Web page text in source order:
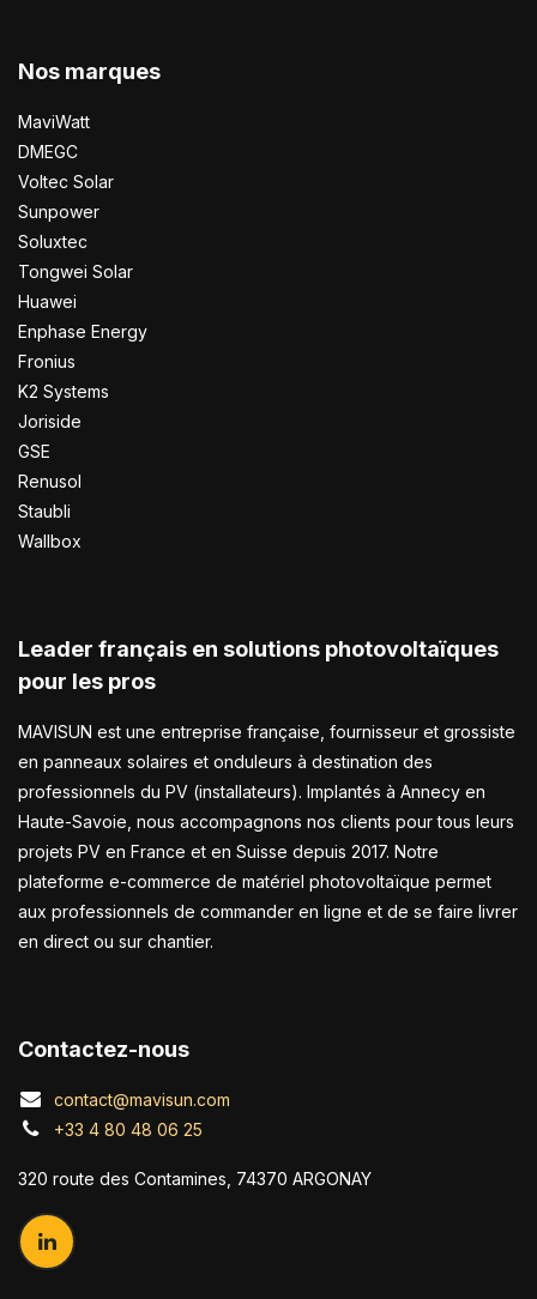
Nos marques
MaviWatt
DMEGC
Voltec Solar
Sunpower
Soluxtec
Tongwei Solar
Huawei
Enphase Energy
Fronius
K2 Systems
Joriside
GSE
Renusol
Staubli
Wallbox
Leader français en solutions photovoltaïques
pour les pros
MAVISUN est une entreprise française, fournisseur et grossiste
en panneaux solaires et onduleurs à destination des
professionnels du PV (installateurs). Implantés à Annecy en
Haute-Savoie, nous accompagnons nos clients pour tous leurs
projets PV en France et en Suisse depuis 2017. Notre
plateforme e-commerce de matériel photovoltaïque permet
aux professionnels de commander en ligne et de se faire livrer
en direct ou sur chantier.
Contactez-nous
contact@mavisun.com
+33 4 80 48 06 25
320 route des Contamines, 74370 ARGONAY